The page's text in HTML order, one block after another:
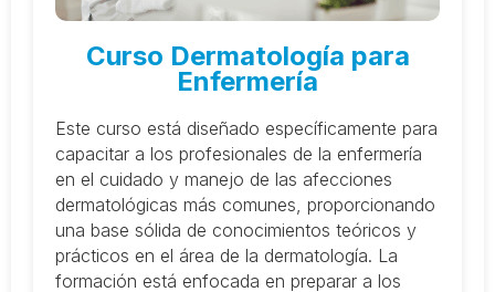
Curso Dermatología para
Enfermería
Este curso está diseñado específicamente para
capacitar a los profesionales de la enfermería
en el cuidado y manejo de las afecciones
dermatológicas más comunes, proporcionando
una base sólida de conocimientos teóricos y
prácticos en el área de la dermatología. La
formación está enfocada en preparar a los